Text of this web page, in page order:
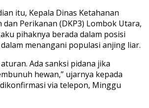
itu, Kepala Dinas Ketahanan
dan Perikanan (DKP3) Lombok Utara,
pihaknya berada dalam posisi
menangani populasi anjing liar.
Ada sanksi pidana jika
hewan,” ujarnya kepada
via telepon, Minggu